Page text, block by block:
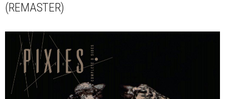
(REMASTER)